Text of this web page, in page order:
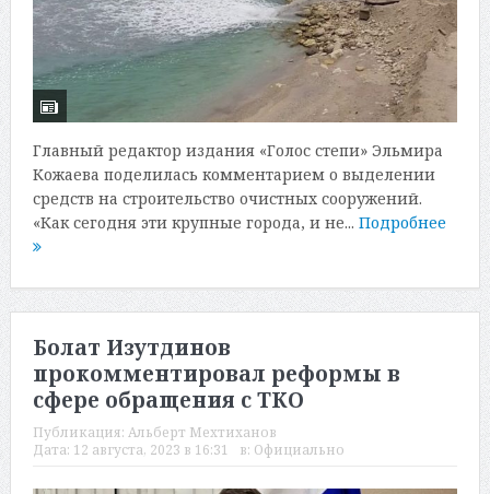
Главный редактор издания «Голос степи» Эльмира
Кожаева поделилась комментарием о выделении
средств на строительство очистных сооружений.
«Как сегодня эти крупные города, и не... Подробнее
Болат Изутдинов
прокомментировал реформы в
сфере обращения с ТКО
Публикация: Альберт Мехтиханов
Дата: 12 августа, 2023 в 16:31 в: Официально